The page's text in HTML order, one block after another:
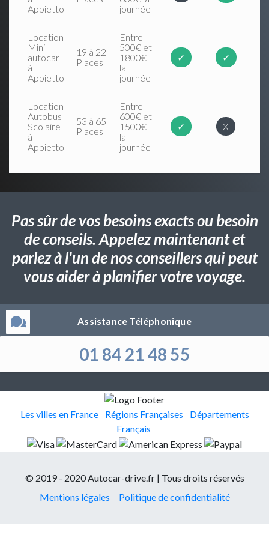
Appietto
journée
Location
Mini
autocar
à
Appietto
19 à 22
Places
Entre
500€ et
1800€
la
journée
✓ ✓
Location
Autobus
Scolaire
à
Appietto
53 à 65
Places
Entre
600€ et
1500€
la
journée
✓ X
Pas sûr de vos besoins exacts ou besoin
de conseils. Appelez maintenant et
parlez à l'un de nos conseillers qui peut
vous aider à planifier votre voyage.
Assistance Téléphonique
01 84 21 48 55
Les villes en France Régions Françaises
Départements
Français
© 2019 - 2020 Autocar-drive.fr | Tous droits réservés
Mentions légales
Politique de confidentialité